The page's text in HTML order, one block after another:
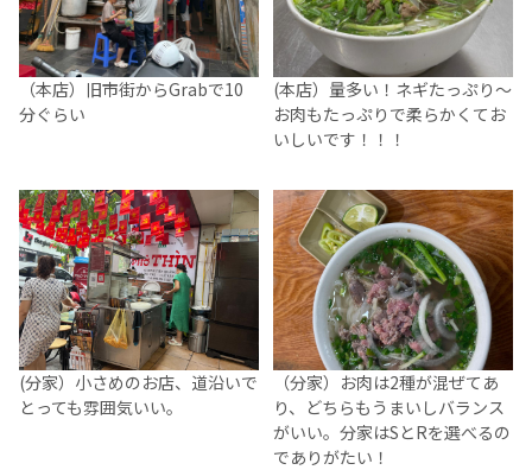
（本店）旧市街からGrabで10
分ぐらい
(本店）量多い！ネギたっぷり～
お肉もたっぷりで柔らかくてお
いしいです！！！
(分家）小さめのお店、道沿いで
とっても雰囲気いい。
（分家）お肉は2種が混ぜてあ
り、どちらもうまいしバランス
がいい。分家はSとRを選べるの
でありがたい！